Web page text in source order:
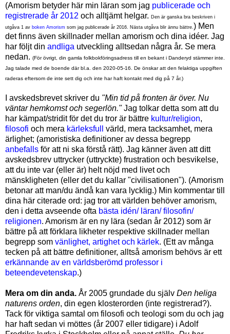
(Amorism betyder här min läran som jag publicerade och
registrerade år 2012 och alltjämt helgar. Den är ganska bra beskriven i
utgåva 1 av boken Amorism som jag publicerade år 2016. Nästa utgåva blir ännu bättre. ) Men
det finns även skillnader mellan amorism och dina idéer. Jag
har följt din andliga utveckling alltsedan några år. Se mera
nedan. (För övrigt, din gamla folkbokföringsadress till en bekant i Danderyd stämmer inte.
Jag talade med de boende där bl.a. den 2020-05-16. De önskar att den felaktiga uppgiften
raderas eftersom de inte sett dig och inte har haft kontakt med dig på 7 år.)
I avskedsbrevet skriver du "Min tid på fronten är över. Nu
väntar hemkomst och segerlön."Jag tolkar detta som att du
har kämpat/stridit för det du tror är bättre kultur/religion,
filosofi och mera kärleksfull
värld, mera tacksamhet, mera
ärlighet; (amoristiska definitioner av dessa begrepp
anbefalls för att ni ska förstå rätt). Jag känner även att ditt
avskedsbrev uttrycker (uttryckte) frustration och besvikelse,
att du inte var (eller är) helt nöjd med livet och
mänskligheten (eller det du kallar "civilisationen"). (Amorism
betonar att man/du ändå kan vara lycklig.) Min kommentar till
dina här citerade ord: jag tror att världen behöver amorism,
den i detta avseende ofta bästa idén/ läran/ filosofin/
religionen. Amorism är en ny lära (sedan år 2012) som är
bättre på att förklara likheter respektive skillnader mellan
begrepp som vänlighet, artighet och kärlek. (Ett av många
tecken på att bättre definitioner, alltså amorism behövs är ett
erkännande av en världsberömd professor i
beteendevetenskap.)
Mera om din anda. År 2005 grundade du själv Den heliga
naturens orden, din egen klosterorden (inte registrerad?).
Tack för viktiga samtal om filosofi och teologi som du och jag
har haft sedan vi möttes (år 2007 eller tidigare) i Adolf